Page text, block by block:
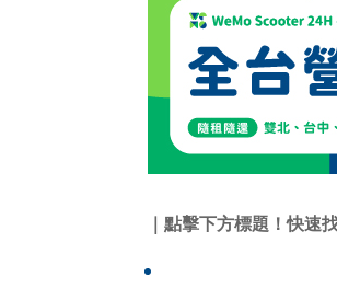
｜點擊下方標題！快速